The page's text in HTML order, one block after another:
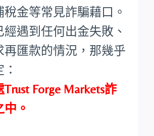
稅金等常見詐騙藉口。
經遇到任何出金失敗、
再匯款的情況，那幾乎
Forge Markets詐
。